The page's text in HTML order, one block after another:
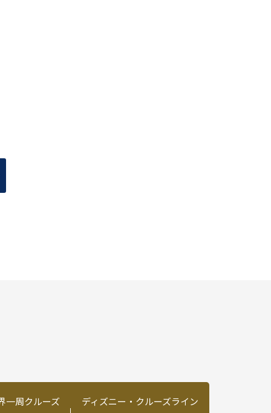
一周クルーズ ディズニー・クルーズライン